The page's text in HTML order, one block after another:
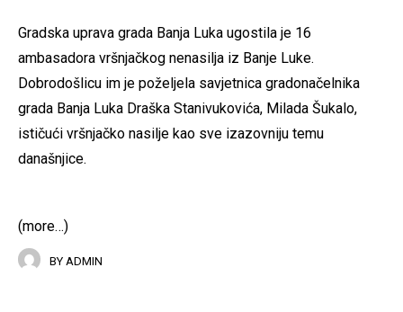
Gradska uprava grada Banja Luka ugostila je 16
ambasadora vršnjačkog nenasilja iz Banje Luke.
Dobrodošlicu im je poželjela savjetnica gradonačelnika
grada Banja Luka Draška Stanivukovića, Milada Šukalo,
ističući vršnjačko nasilje kao sve izazovniju temu
današnjice.
(more…)
BY ADMIN